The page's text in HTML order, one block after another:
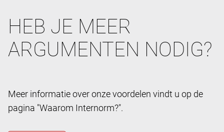
HEB JE MEER
ARGUMENTEN NODIG?
Meer informatie over onze voordelen vindt u op de
pagina "Waarom Internorm?".